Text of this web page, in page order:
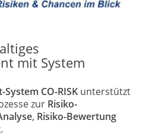
mit System
CO-RISK unterstützt
zur Risiko-
, Risiko-Bewertung
.